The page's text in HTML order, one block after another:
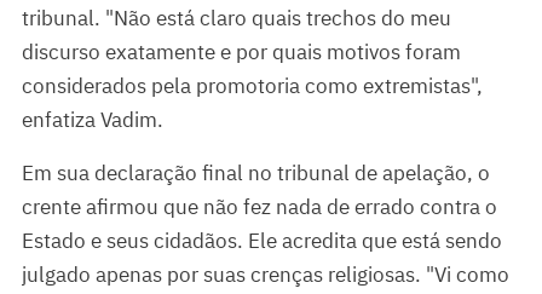
tribunal. "Não está claro quais trechos do meu
discurso exatamente e por quais motivos foram
considerados pela promotoria como extremistas",
enfatiza Vadim.
Em sua declaração final no tribunal de apelação, o
crente afirmou que não fez nada de errado contra o
Estado e seus cidadãos. Ele acredita que está sendo
julgado apenas por suas crenças religiosas. "Vi como